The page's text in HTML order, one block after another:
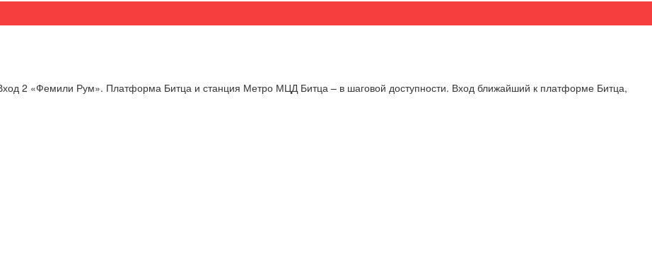
2 «Фемили Рум». Платформа Битца и станция Метро МЦД Битца – в шаговой доступности. Вход ближайший к платформе Битца,